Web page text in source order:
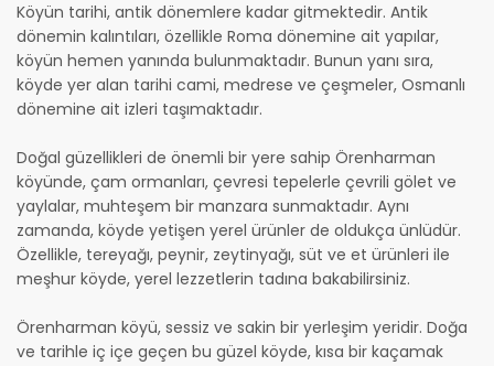
Köyün tarihi, antik dönemlere kadar gitmektedir. Antik
dönemin kalıntıları, özellikle Roma dönemine ait yapılar,
köyün hemen yanında bulunmaktadır. Bunun yanı sıra,
köyde yer alan tarihi cami, medrese ve çeşmeler, Osmanlı
dönemine ait izleri taşımaktadır.
Doğal güzellikleri de önemli bir yere sahip Örenharman
köyünde, çam ormanları, çevresi tepelerle çevrili gölet ve
yaylalar, muhteşem bir manzara sunmaktadır. Aynı
zamanda, köyde yetişen yerel ürünler de oldukça ünlüdür.
Özellikle, tereyağı, peynir, zeytinyağı, süt ve et ürünleri ile
meşhur köyde, yerel lezzetlerin tadına bakabilirsiniz.
Örenharman köyü, sessiz ve sakin bir yerleşim yeridir. Doğa
ve tarihle iç içe geçen bu güzel köyde, kısa bir kaçamak